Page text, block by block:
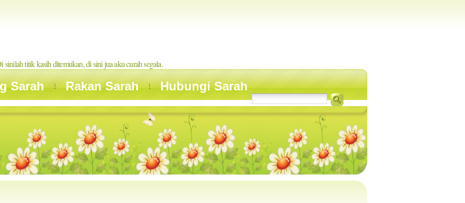
sinilah titik kasih ditemukan, di sini jua aku curah segala.
Sarah Rakan Sarah Hubungi Sarah